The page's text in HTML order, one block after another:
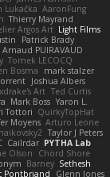
Lukačka AaronFung
Thierry Mayrand
Argos Art Light Films
Patrick Brady
Arnaud PUIRAVAUD
Tomek LECOCQ
Bosma
mark stalzer
Joshua Albers
Art Ted Curtis
Mark Boss Yaron L.
Tottori QuirkyTopHat
Moyens Arturo Leone
Taylor J Peters
Cailrdar PYTHA Lab
Olson
Chord Shore
Barney Sethesh
Pontbriand
Glenn Jones